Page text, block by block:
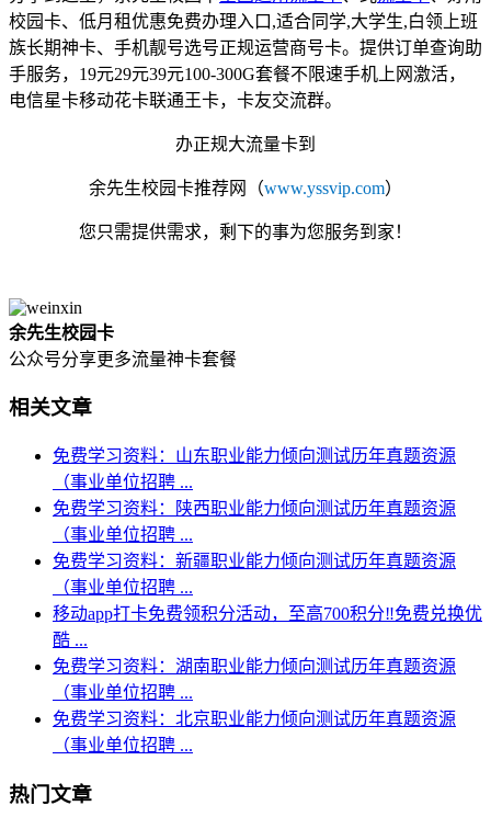
校园卡、低月租优惠免费办理入口,适合同学,大学生,白领上班
族长期神卡、手机靓号选号正规运营商号卡。提供订单查询助
手服务，19元29元39元100-300G套餐不限速手机上网激活，
电信星卡移动花卡联通王卡，卡友交流群。
办正规大流量卡到
余先生校园卡推荐网 （www.yssvip.com）
您只需提供需求，剩下的事为您服务到家！
余先生校园卡
公众号分享更多流量神卡套餐
相关文章
免费学习资料：山东职业能力倾向测试历年真题资源
（事业单位招聘 ...
免费学习资料：陕西职业能力倾向测试历年真题资源
（事业单位招聘 ...
免费学习资料：新疆职业能力倾向测试历年真题资源
（事业单位招聘 ...
移动app打卡免费领积分活动，至高700积分‼️免费兑换优
酷 ...
免费学习资料：湖南职业能力倾向测试历年真题资源
（事业单位招聘 ...
免费学习资料：北京职业能力倾向测试历年真题资源
（事业单位招聘 ...
热门文章